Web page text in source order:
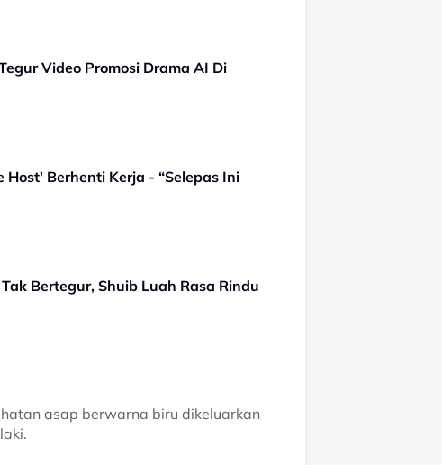
Video Promosi Drama AI Di
Host' Berhenti Kerja - “Selepas Ini
Bertegur, Shuib Luah Rasa Rindu
asap berwarna biru dikeluarkan